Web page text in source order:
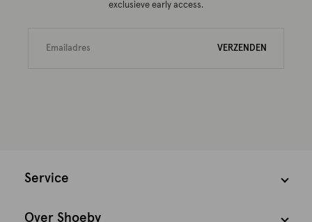
exclusieve early access.
VERZENDEN
Service
Over Shoeby